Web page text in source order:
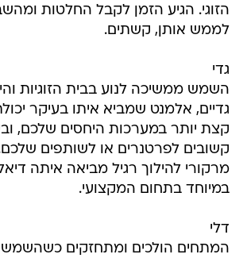
הזוגי. הגיע הזמן לקבל החלטות
לממש אותן, קשתים.
גדי
השמש ממשיכה לנוע בבית הזוגיות
גדיים, אלמנט שמביא איתו בעיקר
קצת יותר במערכות היחסים שלכם,
קשובים לפרטנרים או לשותפים
מרקורי להילוך רגיל מביאה איתה
במיוחד בתחום המקצועי.
דלי
המתחים הולכים ומתחזקים כשהשמש